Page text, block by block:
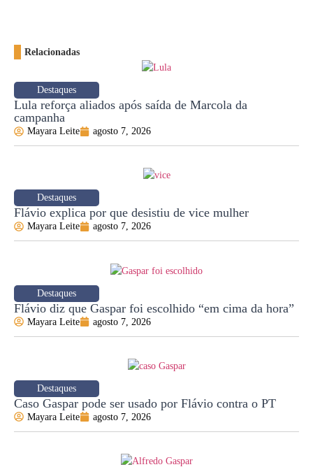
Relacionadas
Destaques
Lula reforça aliados após saída de Marcola da
campanha
Mayara Leite agosto 7, 2026
Destaques
Flávio explica por que desistiu de vice mulher
Mayara Leite agosto 7, 2026
Destaques
Flávio diz que Gaspar foi escolhido “em cima da hora”
Mayara Leite agosto 7, 2026
Destaques
Caso Gaspar pode ser usado por Flávio contra o PT
Mayara Leite agosto 7, 2026